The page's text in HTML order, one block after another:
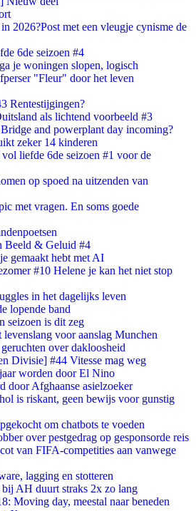
2026?Post met een vleugje cynisme de
6de seizoen #4
je woningen slopen, logisch
"Fleur" door het leven
Rentestijgingen?
als lichtend voorbeeld #3
and powerplant day incoming?
zeker 14 kinderen
liefde 6de seizoen #1 voor de
op spoed na uitzenden van
met vragen. En soms goede
Beeld & Geluid #4
gemaakt hebt met AI
#10 Helene je kan het niet stop
in het dagelijks leven
lopende band
seizoen is dit zeg
voor aanslag Munchen
over dakloosheid
Divisie] #44 Vitesse mag weg
worden door El Nino
door Afghaanse asielzoeker
is riskant, geen bewijs voor gunstig
om chatbots te voeden
over pestgedrag op gesponsorde reis
van FIFA-competities aan vanwege
lagging en stotteren
bij AH duurt straks 2x zo lang
Moving day, meestal naar beneden